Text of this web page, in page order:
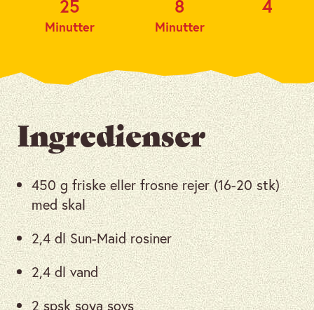
25
Minutter
8
Minutter
4
Ingredienser
450 g friske eller frosne rejer (16-20 stk)
med skal
2,4 dl Sun-Maid rosiner
2,4 dl vand
2 spsk soya sovs